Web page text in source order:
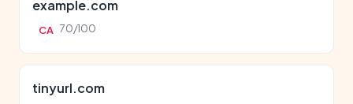
example.com
CA 70/100
tinyurl.com